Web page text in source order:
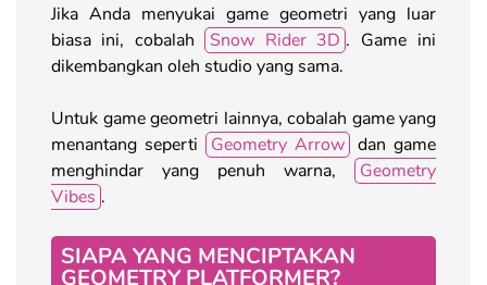
Jika Anda menyukai game geometri yang luar
biasa ini, cobalah
Snow Rider 3D . Game ini
dikembangkan oleh studio yang sama.
Untuk game geometri lainnya, cobalah game yang
menantang seperti
Geometry Arrow dan game
menghindar yang penuh warna,
Geometry
Vibes .
SIAPA YANG MENCIPTAKAN
GEOMETRY PLATFORMER?